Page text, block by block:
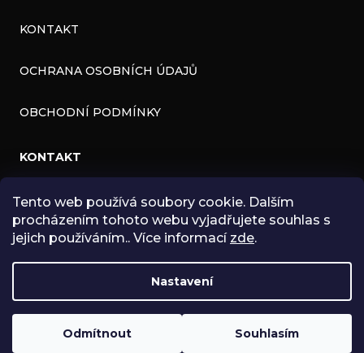
Tento web používá soubory cookie. Dalším
procházením tohoto webu vyjadřujete souhlas s
jejich používáním.. Více informací zde.
Nastavení
Odmítnout Souhlasím
KONTAKT
OCHRANA OSOBNÍCH ÚDAJŮ
OBCHODNÍ PODMÍNKY
KONTAKT
INFO@ZNK.CZ
HTTPS://WWW.FACEBOOK.COM/ZNKSHOP
ZNKSHOP